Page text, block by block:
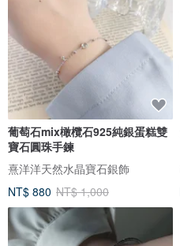
葡萄石mix橄欖石925純銀蛋糕雙
寶石圓珠手鍊
熹洋洋天然水晶寶石銀飾
NT$ 880 NT$ 1,000